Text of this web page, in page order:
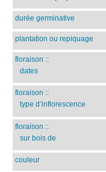
durée germinative
plantation ou repiquage
floraison ::
dates
floraison ::
type d’inflorescence
floraison ::
sur bois de
couleur